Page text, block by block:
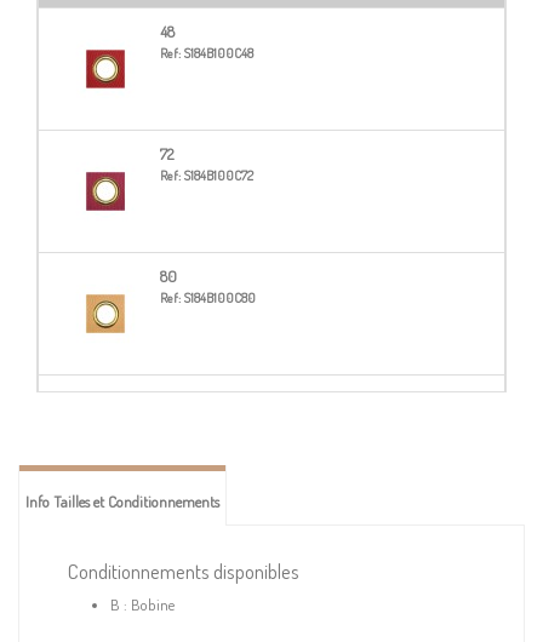
48
Ref: S184B100C48
72
Ref: S184B100C72
80
Ref: S184B100C80
148
Info Tailles et Conditionnements
Conditionnements disponibles
B : Bobine